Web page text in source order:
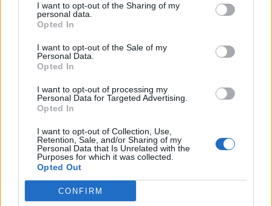
I want to opt-out of the Sharing of my
personal data.
Opted In
I want to opt-out of the Sale of my
Personal Data.
Opted In
I want to opt-out of processing my
Personal Data for Targeted Advertising.
Opted In
I want to opt-out of Collection, Use,
Retention, Sale, and/or Sharing of my
Personal Data that Is Unrelated with the
Purposes for which it was collected.
Opted Out
CONFIRM
Llama a tu médico si te ocurre cualquiera de las
siguientes situaciones:
Anuncios
Tus periodos menstruales llegan tarde, son
irregulares, o dolorosos
El dolor abdominal no se te pasa
Se te agranda o hincha el abdomen
Tienes problemas orinando o vaciando la vejiga
por completo
Sientes dolor durante las relaciones sexuales
Te sientes llena (hinchada), sientes presión, o
incomodidad en tu abdomen
Pierdes peso sin razón aparente